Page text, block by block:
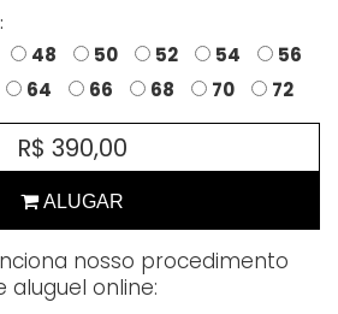
48 50 52 54
56
64 66 68 70 72
R$ 390,00
nosso procedimento
aluguel online: